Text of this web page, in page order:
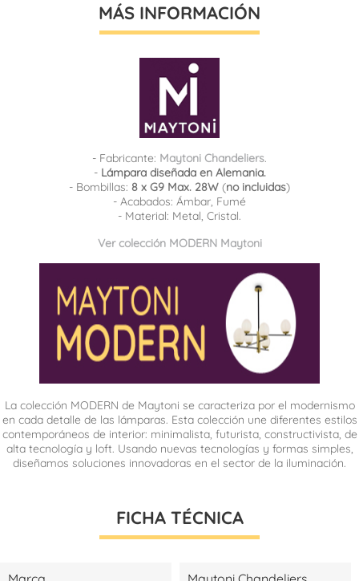
MÁS INFORMACIÓN
- Fabricante: Maytoni Chandeliers.
- Lámpara diseñada en Alemania.
- Bombillas: 8 x G9 Max. 28W (no incluidas)
- Acabados: Ámbar, Fumé
- Material: Metal, Cristal.
Ver colección MODERN Maytoni
La colección MODERN de Maytoni se caracteriza por el modernismo
en cada detalle de las lámparas. Esta colección une diferentes estilos
contemporáneos de interior: minimalista, futurista, constructivista, de
alta tecnología y loft. Usando nuevas tecnologías y formas simples,
diseñamos soluciones innovadoras en el sector de la iluminación.
FICHA TÉCNICA